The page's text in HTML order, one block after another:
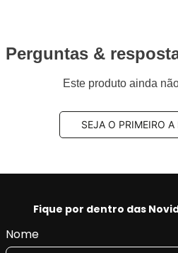
Aplus 100% produzido na
Turquia.
- Tecnologia e qualidade na
máxima tração, pilotagem
Perguntas &
Este produto ainda
SEJA O PRIMEIRO A
Fique por dentro das
Nome